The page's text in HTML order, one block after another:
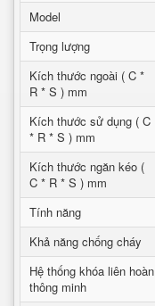
Model
Trọng lượng
Kích thước ngoài ( C *
R * S ) mm
Kích thước sử dụng ( C
* R * S ) mm
Kích thước ngăn kéo (
C * R * S ) mm
Tính năng
Khả năng chống cháy
Hệ thống khóa liên hoàn
thông minh